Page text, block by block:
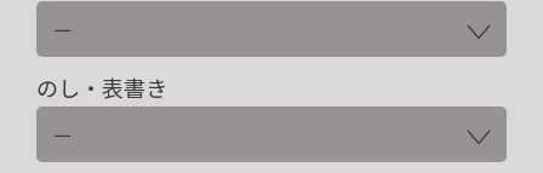
のし・表書き